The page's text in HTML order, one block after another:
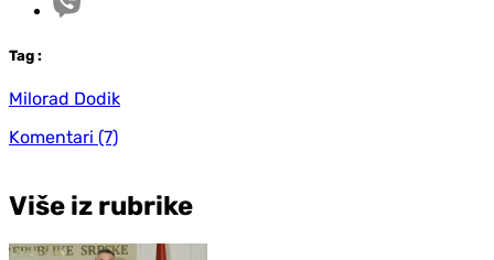
Tag :
Milorad Dodik
Komentari (7)
Više iz rubrike